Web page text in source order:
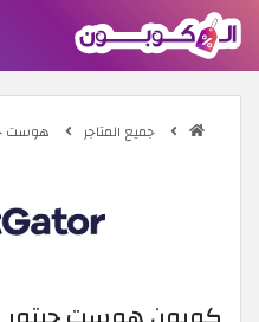
جميع المتاجر هوست